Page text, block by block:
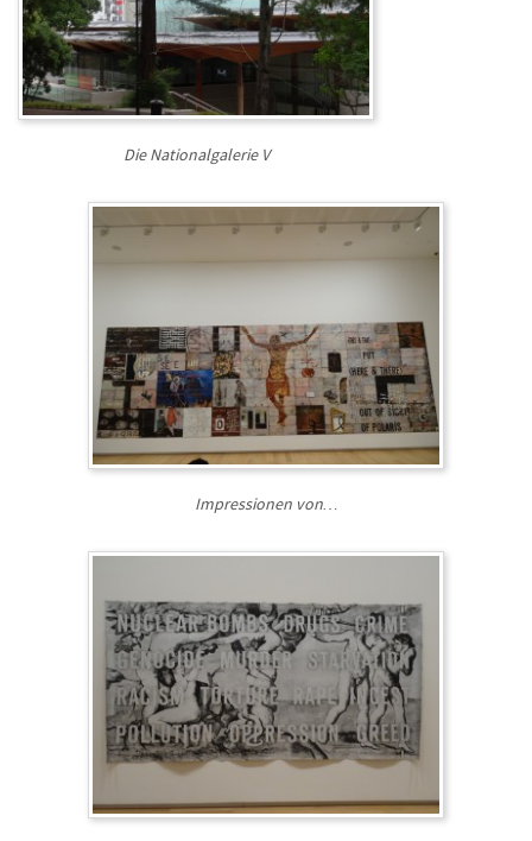
Die Nationalgalerie V
Impressionen von…